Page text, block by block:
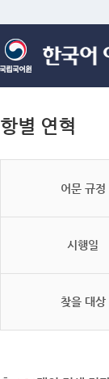
항별 연혁
어문 규정
시행일
찾을 대상